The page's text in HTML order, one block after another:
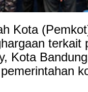
Kota
terkait
Kota